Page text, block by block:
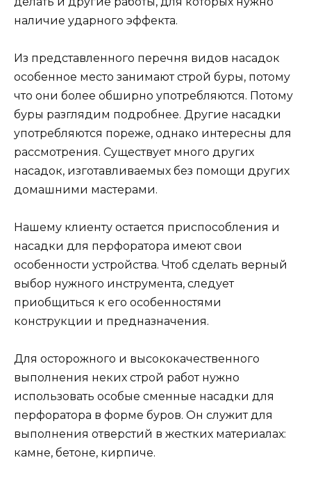
наличие ударного эффекта.
Из представленного перечня видов насадок
особенное место занимают строй буры, потому
что они более обширно употребляются. Потому
буры разглядим подробнее. Другие насадки
употребляются пореже, однако интересны для
рассмотрения. Существует много других
насадок, изготавливаемых без помощи других
домашними мастерами.
Нашему клиенту остается приспособления и
насадки для перфоратора имеют свои
особенности устройства. Чтоб сделать верный
выбор нужного инструмента, следует
приобщиться к его особенностями
конструкции и предназначения.
Для осторожного и высококачественного
выполнения неких строй работ нужно
использовать особые сменные насадки для
перфоратора в форме буров. Он служит для
выполнения отверстий в жестких материалах:
камне, бетоне, кирпиче.